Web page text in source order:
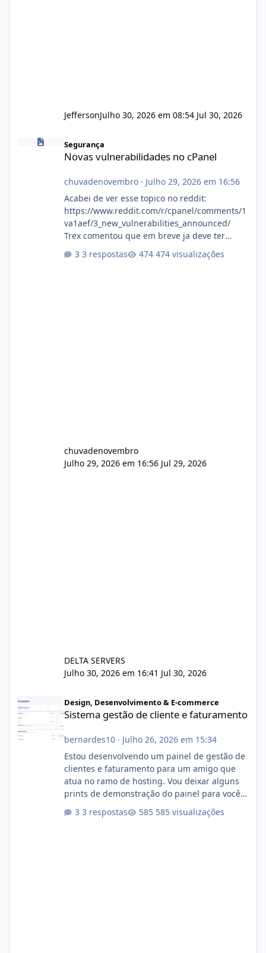
JeffersonJulho 30, 2026 em 08:54 Jul 30, 2026
Segurança
Novas vulnerabilidades no cPanel
chuvadenovembro· Julho 29, 2026 em 16:56
Acabei de ver esse topico no reddit:
https://www.reddit.com/r/cpanel/comments/1
va1aef/3_new_vulnerabilities_announced/
Trex comentou que em breve ja deve ter
3 respostas 474 visualizações
chuvadenovembro
Julho 29, 2026 em 16:56 Jul 29, 2026
DELTA SERVERS
Julho 30, 2026 em 16:41 Jul 30, 2026
Design, Desenvolvimento & E-commerce
Sistema gestão de cliente e faturamento
bernardes10· Julho 26, 2026 em 15:34
Estou desenvolvendo um painel de gestão de
clientes e faturamento para um amigo que
atua no ramo de hosting. Vou deixar alguns
prints de demonstração do painel para vocês
darem a opinião de vocês. O sistema já está
com cerca de 80% concluído e conta com
3 respostas 585 visualizações